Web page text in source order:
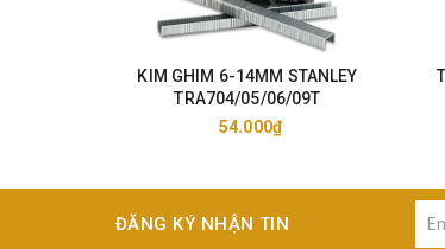
KIM GHIM 6-14MM STANLEY
TRA704/05/06/09T
54.000₫
ĐĂNG KÝ NHẬN TIN